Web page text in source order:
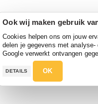
BV
Ook wij maken gebruik
Cookies helpen ons om jouw
delen je gegevens met
Google verwerkt ontvangen
DETAILS OK